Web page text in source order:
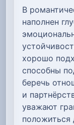
В
наполнен
хорошо
способны
беречь
и
уважают
положиться